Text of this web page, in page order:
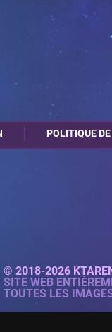
POLITIQUE
© 2018-2026
SITE WEB
TOUTES LES